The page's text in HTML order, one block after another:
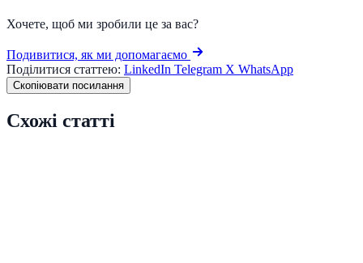
Хочете, щоб ми зробили це за вас?
Подивитися, як ми допомагаємо
Поділитися статтею: LinkedIn Telegram X WhatsApp
Скопіювати посилання
Схожі статті